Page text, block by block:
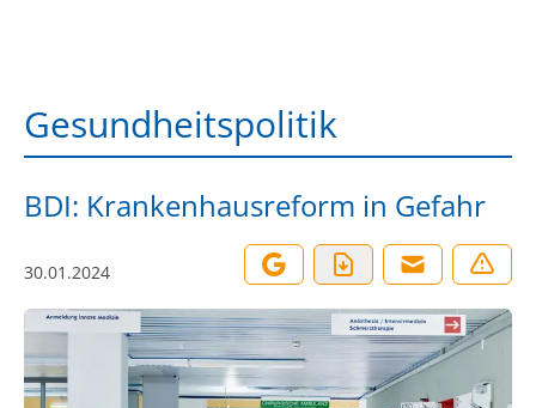
Gesundheitspolitik
BDI: Krankenhausreform in Gefahr
30.01.2024